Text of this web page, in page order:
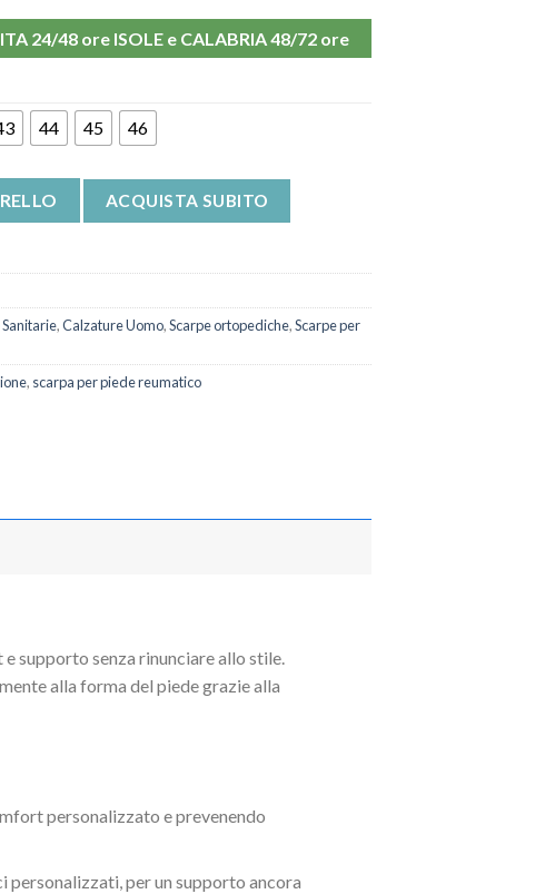
24/48 ore ISOLE e CALABRIA 48/72 ore
44 45 46
ACQUISTA SUBITO
,Calzature Uomo,Scarpe ortopediche,Scarpe per
, scarpa per piede reumatico
supporto senza rinunciare allo stile.
alla forma del piede grazie alla
personalizzato e prevenendo
per un supporto ancora